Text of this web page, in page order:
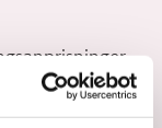
beskrivelse